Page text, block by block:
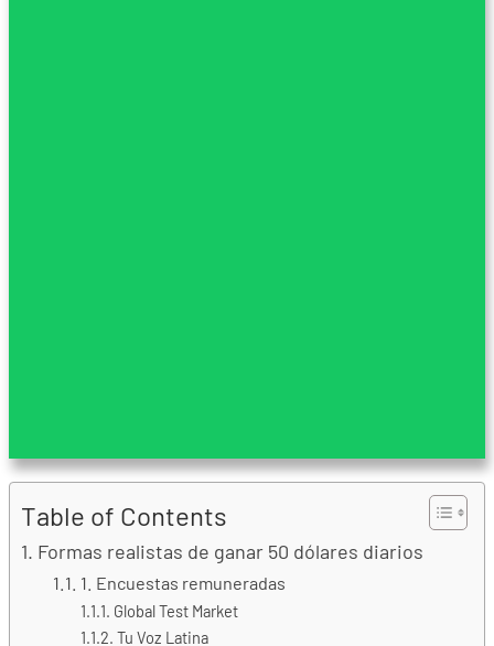
Table of Contents
Formas realistas de ganar 50 dólares diarios
1. Encuestas remuneradas
Global Test Market
Tu Voz Latina